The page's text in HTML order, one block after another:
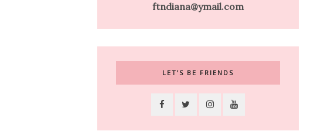
ftndiana@ymail.com
LET’S BE FRIENDS